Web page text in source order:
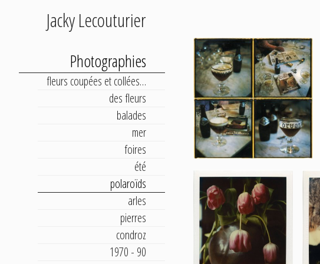
Jacky Lecouturier
Photographies
fleurs coupées et collées…
des fleurs
balades
mer
foires
été
polaroïds
arles
pierres
condroz
1970 - 90